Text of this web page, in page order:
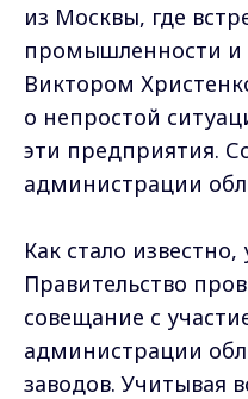
из Москвы, где
промышленности и
Виктором
о непростой
эти предприятия.
администрации
Как стало
Правительство
совещание с
администрации
заводов. Учитывая